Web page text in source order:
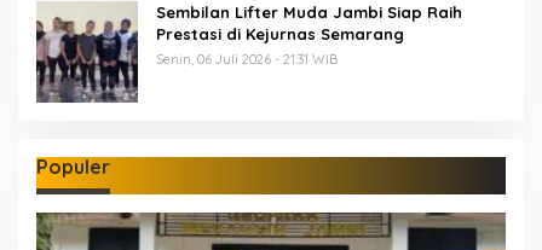
Sembilan Lifter Muda Jambi Siap Raih
Prestasi di Kejurnas Semarang
Senin, 06 Juli 2026 - 21:31 WIB
Populer